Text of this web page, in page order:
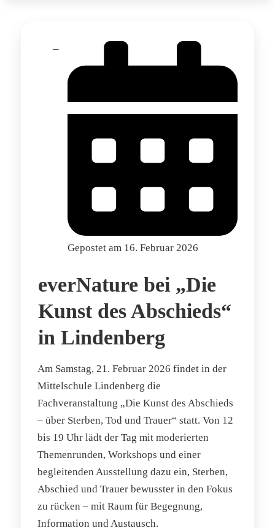
Gepostet am 16. Februar 2026
everNature bei „Die
Kunst des Abschieds“
in Lindenberg
Am Samstag, 21. Februar 2026 findet in der
Mittelschule Lindenberg die
Fachveranstaltung „Die Kunst des Abschieds
– über Sterben, Tod und Trauer“ statt. Von 12
bis 19 Uhr lädt der Tag mit moderierten
Themenrunden, Workshops und einer
begleitenden Ausstellung dazu ein, Sterben,
Abschied und Trauer bewusster in den Fokus
zu rücken – mit Raum für Begegnung,
Information und Austausch.